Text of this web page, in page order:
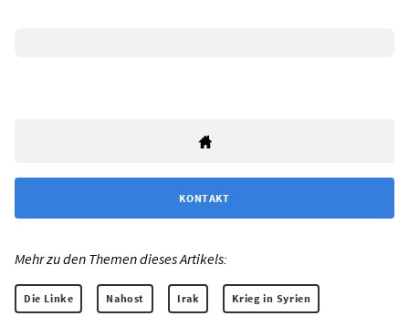
KONTAKT
Mehr zu den Themen dieses Artikels:
Die Linke Nahost Irak Krieg in Syrien